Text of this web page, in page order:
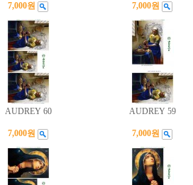
7,000원 7,000원
AUDREY 60
7,000원
AUDREY 59
7,000원